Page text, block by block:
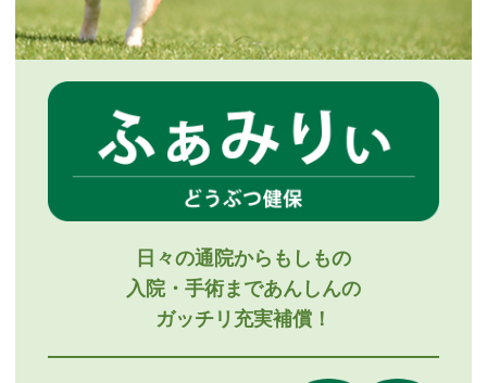
日々の通院からもしもの
入院・手術まであんしんの
ガッチリ充実補償！